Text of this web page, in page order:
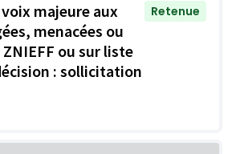
majeure aux
menacées ou
ou sur liste
: sollicitation
Retenue